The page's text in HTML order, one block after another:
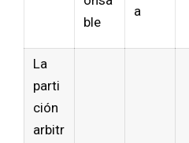
ble
a
La
parti
ción
arbitr